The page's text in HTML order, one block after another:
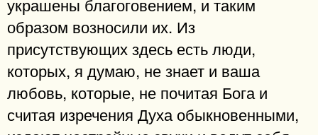
образом возносили их. Из
присутствующих здесь есть люди,
которых, я думаю, не знает и ваша
любовь, которые, не почитая Бога и
считая изречения Духа обыкновенными,